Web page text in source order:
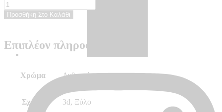
Προσθήκη Στο Καλάθι
Επιπλέον πληροφορίες
Χρώμα Ανθρακί
Σχέδιο 3d, Ξύλο